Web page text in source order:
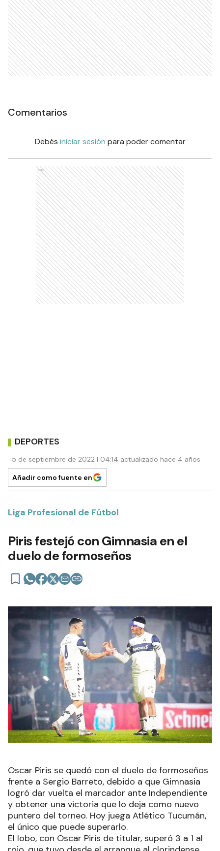
Comentarios
Debés iniciar sesión para poder comentar
Ads
DEPORTES
5 de septiembre de 2022 | 04:14 actualizado hace 4 años
Añadir como fuente en
Liga Profesional de Fútbol
Piris festejó con Gimnasia en el
duelo de formoseños
Oscar Piris se quedó con el duelo de formoseños
frente a Sergio Barreto, debido a que Gimnasia
logró dar vuelta el marcador ante Independiente
y obtener una victoria que lo deja como nuevo
puntero del torneo. Hoy juega Atlético Tucumán,
el único que puede superarlo.
El lobo, con Oscar Piris de titular, superó 3 a 1 al